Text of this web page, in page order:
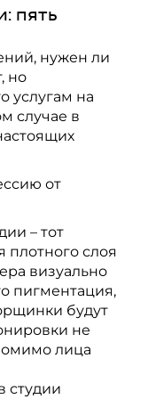
пять
нужен ли
но
услугам на
случае в
от
– тот
плотного слоя
визуально
пигментация,
будут
не
лица
студии